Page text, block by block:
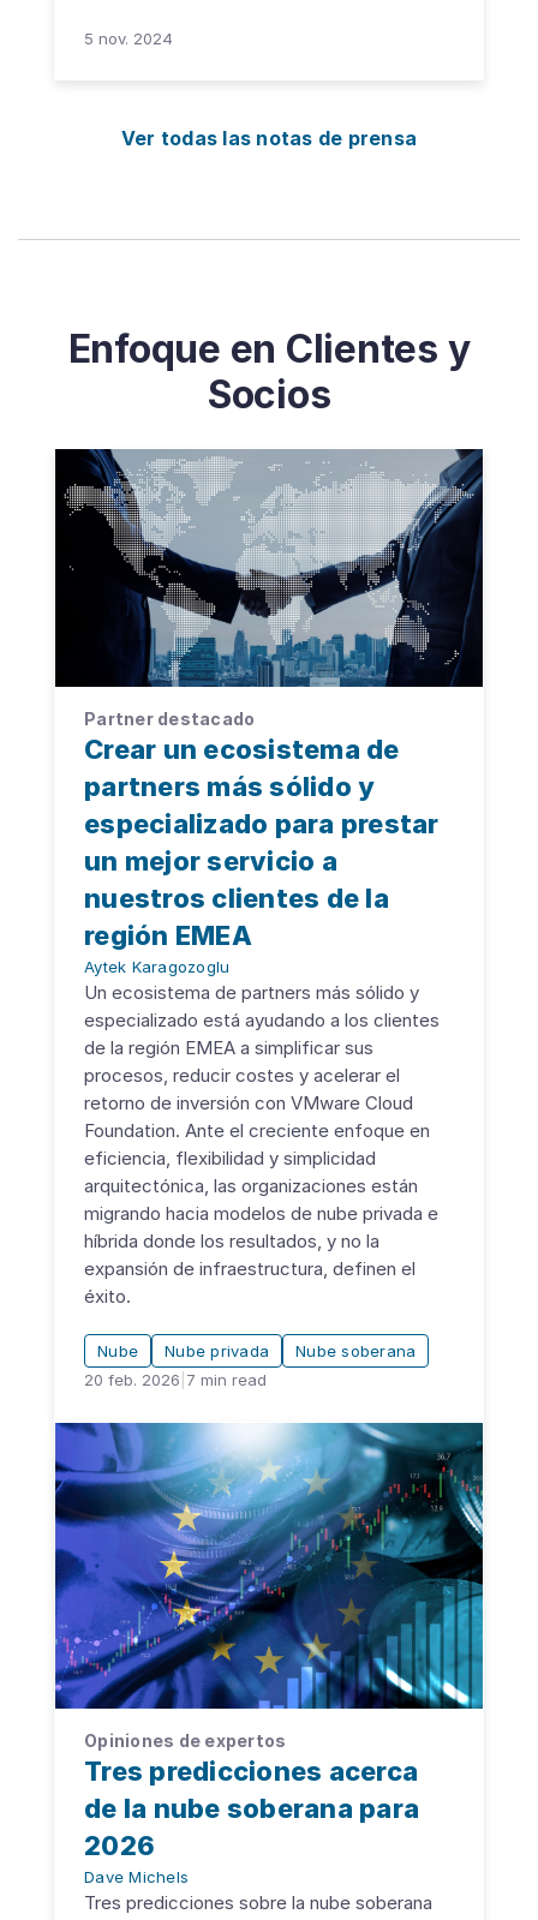
5 nov. 2024
Ver todas las notas de prensa
Enfoque en Clientes y
Socios
Partner destacado
Crear un ecosistema de
partners más sólido y
especializado para prestar
un mejor servicio a
nuestros clientes de la
región EMEA
Aytek Karagozoglu
Un ecosistema de partners más sólido y
especializado está ayudando a los clientes
de la región EMEA a simplificar sus
procesos, reducir costes y acelerar el
retorno de inversión con VMware Cloud
Foundation. Ante el creciente enfoque en
eficiencia, flexibilidad y simplicidad
arquitectónica, las organizaciones están
migrando hacia modelos de nube privada e
híbrida donde los resultados, y no la
expansión de infraestructura, definen el
éxito.
Nube Nube privada
Nube soberana
20 feb. 2026 7 min read
Opiniones de expertos
Tres predicciones acerca
de la nube soberana para
2026
Dave Michels
Tres predicciones sobre la nube soberana